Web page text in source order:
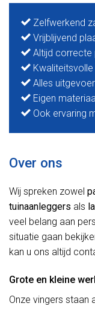
Zelfwerkend
Vrijblijvend
Altijd correcte
Alles
Eigen
Ook ervaring
Over ons
Wij spreken zowel
tuinaanleggers als
veel belang aan
situatie gaan
kan u ons altijd
Grote en kleine
Onze vingers staan